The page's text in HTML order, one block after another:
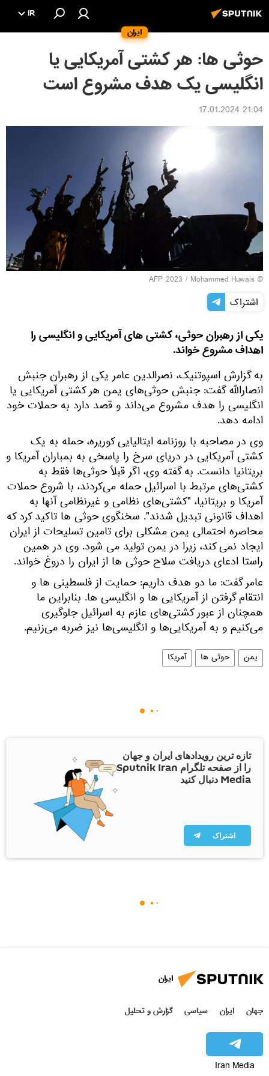
ایران
IR
حوثی ها: هر کشتی آمریکایی یا
انگلیسی یک هدف مشروع است
21:04 17.01.2024
© AFP 2023 / Mohammed Huwais
اشتراک
یکی از رهبران حوثی، کشتی های آمریکایی و انگلیسی را
اهداف مشروع خواند.
به گزارش اسپوتنیک، نصرالدین عامر یکی از رهبران جنبش
انصارالله گفت: جنبش حوثی‌های یمن هر کشتی آمریکایی یا
انگلیسی را هدف مشروع می‌داند و قصد دارد به حملات خود
ادامه دهد.
وی در مصاحبه با روزنامه ایتالیایی کوریره، حمله به یک
کشتی آمریکایی در دریای سرخ را پاسخی به بمباران آمریکا و
بریتانیا دانست. به گفته وی، اگر قبلاً حوثی‌ها فقط به
کشتی‌های مرتبط با اسرائیل حمله می‌کردند، با شروع حملات
آمریکا و بریتانیا، "کشتی‌های نظامی و غیرنظامی آنها به
اهداف قانونی تبدیل شدند". سخنگوی حوثی ها تاکید کرد که
محاصره احتمالی یمن مشکلی برای تامین تسلیحات از ایران
ایجاد نمی کند، زیرا در یمن تولید می شود. وی در همین
راستا ادعای دریافت سلاح حوثی ها از ایران را دروغ خواند.
عامر گفت: ما دو هدف داریم: حمایت از فلسطینی ها و
انتقام گرفتن از آمریکایی ها و انگلیسی ها. بنابراین ما
همچنان از عبور کشتی‌های عازم به اسرائیل جلوگیری
می‌کنیم و به آمریکایی‌ها و انگلیسی‌ها نیز ضربه می‌زنیم.
یمن حوثی ها آمریکا
تازه ترین رویدادهای ایران و جهان
را از صفحه تلگرام Sputnik Iran
Media دنبال کنید
اشتراک
ایران
جهان ایران سیاسی گزارش و تحلیل
Iran Media